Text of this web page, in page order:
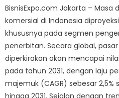
BisnisExpo.com Jakarta –
komersial di Indonesia
khususnya pada segmen
penerbitan. Secara global,
diperkirakan akan mencapai nilai
pada tahun 2031, dengan laju
majemuk (CAGR) sebesar 2,5%
hingga 2031. Sejalan dengan